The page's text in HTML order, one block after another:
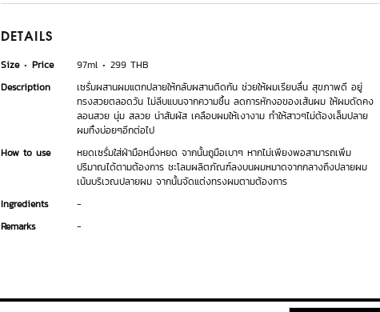
DETAILS
Size Price 97ml
299 THB
Description
เซรั่มผสานผมแตกปลายให้กลับผสานติดกัน ช่วยให้ผมเรียบลื่น สุขภาพดี อยู่
ทรงสวยตลอดวัน ไม่ลีบแบนจากความชื้น ลดการหักงอของเส้นผม ให้ผมดัดคง
ลอนสวย นุ่ม สลวย น่าสัมผัส เคลือบผมให้เงางาม ทำให้สาวๆไม่ต้องเล็มปลาย
ผมทิ้งบ่อยๆอีกต่อไป
How to use
หยดเซรั่มใส่ฝ่ามือหนึ่งหยด จากนั้นถูมือเบาๆ หากไม่เพียงพอสามารถเพิ่ม
ปริมาณได้ตามต้องการ ชะโลมผลิตภัณฑ์ลงบนผมหมาดจากกลางถึงปลายผม
เน้นบริเวณปลายผม จากนั้นจัดแต่งทรงผมตามต้องการ
Ingredients
-
Remarks
-